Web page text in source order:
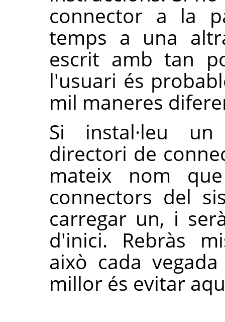
connector a la
temps a una
escrit amb tan
l'usuari és
mil maneres
Si instal·leu
directori de
mateix nom
connectors del
carregar un, i
d'inici. Rebràs
això cada
millor és evitar